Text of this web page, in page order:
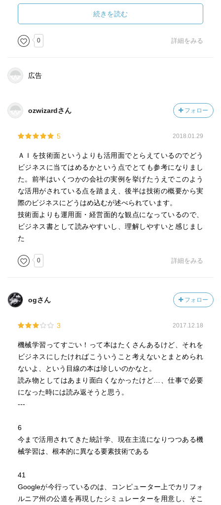
協力して作業する際、認識齟齬が生じないよう、また、肝
となる意思決定がブラックブックスにならないよう、「徹
こと。
☆「わざわざ書かなくても、全員分かっているので問題な
[可視化]
個所の特定を実現
・コマツのコムトラック：重機の位置と状態を把握→盗難
防止を実現
・象印のi-Pot：電気ポットの利用状況から、離れた家族の
安否確認を実現
・日立のビジネス顕微鏡：加速度・赤外線・音声センサー
を可視化・分析→組織パフォーマンス向上を実現
☆示唆としては、ある事象を可視化するために、どのよう
対象自体の測定が難しくても、何らかの物理量として可視
[分類]
すること。
書き出すのは無理であり、学習により自己修正するという
機械学習の特徴が必要である。
・富士フィルムやアンセムの癌の画像診断支援：多くの情
報源を確認するための負荷やヒューマンエラーという問題
に対し、機械学習を導入した。学習データ量の増加によっ
て、さらなる精度向上が望める。
する形で採用されることが一般的である。データサイエン
スとして技術的に自動化できたとしても、法制度上の問題
などから、人が不在となるのはまだ先になる。
[予測]
・エパゴギクス（映画の興行収入をニューラルネットワー
クで予測）：専門家が脚本を読んで作成する、数多くの要
進める等の工夫によって初めてレコメンドの価値が
生まれる。
・機械脳を作るときに大事なフレームワーク
・Aim（目的）
何を実現すればよいか？
手段、対象、数値基準、期日、制約条件
制約条件については、感度と特異度に注目する。
・Brain（機械脳の種類）
「可視化」「分類・予測」のどちらであり、
どれくらいの精度が求められるのかを明確にする。
また、モデルの選定基準を可視化して、
データサイエンティストに説明を求めること。
モデルの選定基準は、
A：Accuracy（精度）
I：Interpretation（解釈容易性）
C：Coding/Construction（プログラミング作業・実
S：Speed（速度）
・Coding/Construction（プログラミング作業・実装）
プログラムやサーバの構成
pythonやRが一般的によく使われているが、
といった考え方が必要。
・Data（データ）
作り出したいデータとその基となるデータを
何にするかを明確にする。
基となるデータを選定するときの根拠は、
R：Relevancy（関連性）
G：Granularity（粒度）
C：Cost Effectiveness（費用対効果）
で判断する。
実行に移す際の組織、オペレーションを明確にする。
・欠損がランダムであれば、分析結果に影響を
続きを読む
0 詳細をみる
広告
ozwizardさん フォロー
5 2018.01.29
ＡＩを技術面というよりも活用面でとらえているのでどう
ビジネスに当てはめるかという点でとても参考になりまし
た。前半はいくつかの会社の実例を挙げたうえでこのよう
な活用がされている点を踏まえ、後半は技術の概要から実
際のビジネスにどうはめ込むが述べられています。
技術面よりも運用面・経営面的な観点になっているので、
ビジネス書として読みやすいし、理解しやすいと感じまし
た
0 詳細をみる
ogさん フォロー
3 2017.12.18
機械学習ってすごい！って本はたくさんあるけど、それを
ビジネスにしたければこういうこと考えないとまとめられ
ないよ、という目線の本は珍しいのかなと。
読み物としてはあまり面白くなかったけど…、仕事で必要
になった時には読み返そうと思う。
---
6
今まで活用されてきた統計学、現在主流になりつつある機
械学習は、根本的に異なる要素技術である
41
Googleが今行っているのは、コンピューター上でカリフォ
ルニア州の公道を再現したシミュレーターを用意し、そこ